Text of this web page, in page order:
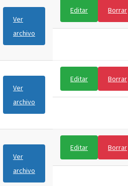
Ver
archivo
Editar Borrar
Ver
archivo
Editar Borrar
Ver
archivo
Editar Borrar